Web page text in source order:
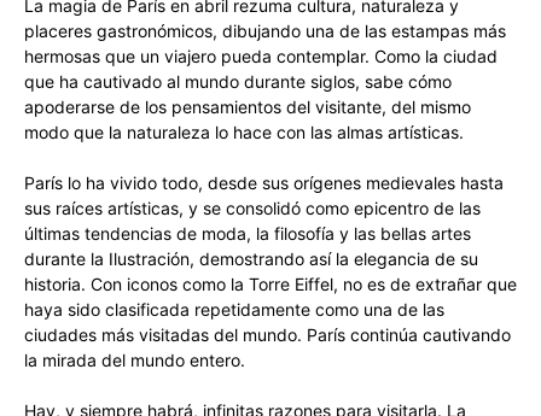
La magia de París en abril rezuma cultura, naturaleza y
placeres gastronómicos, dibujando una de las estampas más
hermosas que un viajero pueda contemplar. Como la ciudad
que ha cautivado al mundo durante siglos, sabe cómo
apoderarse de los pensamientos del visitante, del mismo
modo que la naturaleza lo hace con las almas artísticas.
París lo ha vivido todo, desde sus orígenes medievales hasta
sus raíces artísticas, y se consolidó como epicentro de las
últimas tendencias de moda, la filosofía y las bellas artes
durante la Ilustración, demostrando así la elegancia de su
historia. Con iconos como la Torre Eiffel, no es de extrañar que
haya sido clasificada repetidamente como una de las
ciudades más visitadas del mundo. París continúa cautivando
la mirada del mundo entero.
Hay, y siempre habrá, infinitas razones para visitarla. La